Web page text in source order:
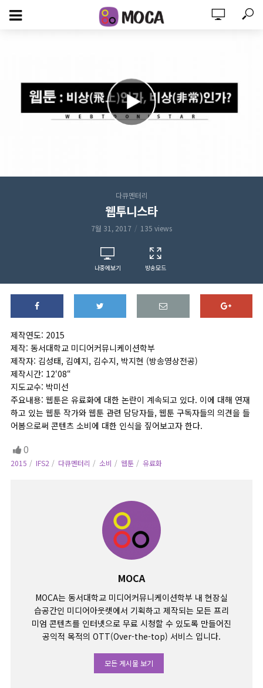
다큐멘터리
웹투니스타
7월 31, 2017 135 views
나중에보기 방송모드
제작연도: 2015
제작: 동서대학교 미디어커뮤니케이션학부
제작자: 김성태, 김예지, 김수지, 박지현 (방송영상전공)
제작시간: 12‘08“
지도교수: 박미선
주요내용: 웹툰은 유료화에 대한 논란이 계속되고 있다. 이에 대해 연재
하고 있는 웹툰 작가와 웹툰 관련 담당자들, 웹툰 구독자들의 의견을 들
어봄으로써 콘텐츠 소비에 대한 인식을 짚어보고자 한다.
0
2015 IFS2 다큐멘터리 소비 웹툰 유료화
MOCA
MOCA는 동서대학교 미디어커뮤니케이션학부 내 현장실
습공간인 미디어아웃렛에서 기획하고 제작되는 모든 프리
미엄 콘텐츠를 인터넷으로 무료 시청할 수 있도록 만들어진
공익적 목적의 OTT(Over-the-top) 서비스 입니다.
모든 게시물 보기